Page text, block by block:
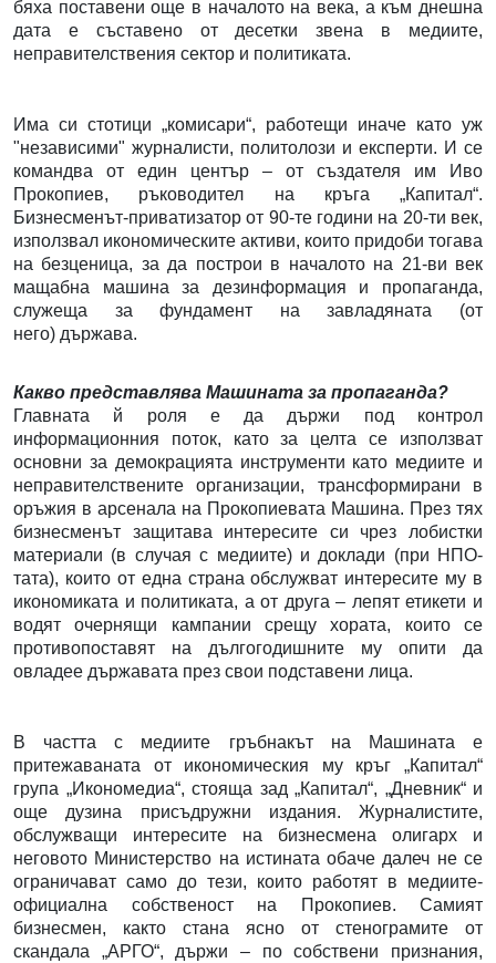
бяха поставени още в началото на века, а към днешна
дата е съставено от десетки звена в медиите,
неправителствения сектор и политиката.
Има си стотици „комисари“, работещи иначе като уж
"независими" журналисти, политолози и експерти. И се
командва от един център – от създателя им Иво
Прокопиев, ръководител на кръга „Капитал“.
Бизнесменът-приватизатор от 90-те години на 20-ти век,
използвал икономическите активи, които придоби тогава
на безценица, за да построи в началото на 21-ви век
мащабна машина за дезинформация и пропаганда,
служеща за фундамент на завладяната (от
него) държава.
Какво представлява Машината за пропаганда?
Главната й роля е да държи под контрол
информационния поток, като за целта се използват
основни за демокрацията инструменти като медиите и
неправителствените организации, трансформирани в
оръжия в арсенала на Прокопиевата Машина. През тях
бизнесменът защитава интересите си чрез лобистки
материали (в случая с медиите) и доклади (при НПО-
тата), които от една страна обслужват интересите му в
икономиката и политиката, а от друга – лепят етикети и
водят очернящи кампании срещу хората, които се
противопоставят на дългогодишните му опити да
овладее държавата през свои подставени лица.
В частта с медиите гръбнакът на Машината е
притежаваната от икономическия му кръг „Капитал“
група „Икономедиа“, стояща зад „Капитал“, „Дневник“ и
още дузина присъдружни издания. Журналистите,
обслужващи интересите на бизнесмена олигарх и
неговото Министерство на истината обаче далеч не се
ограничават само до тези, които работят в медиите-
официална собственост на Прокопиев. Самият
бизнесмен, както стана ясно от стенограмите от
скандала „АРГО“, държи – по собствени признания,